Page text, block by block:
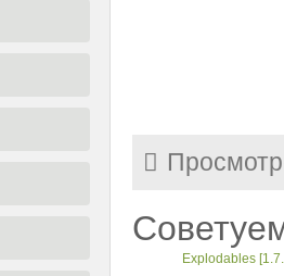
Explodables